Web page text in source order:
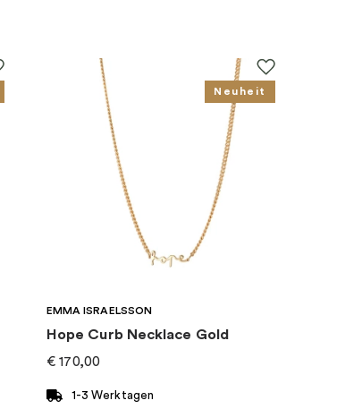
Neuheit
EMMA ISRAELSSON
Hope Curb Necklace Gold
€ 170,00
1-3 Werktagen